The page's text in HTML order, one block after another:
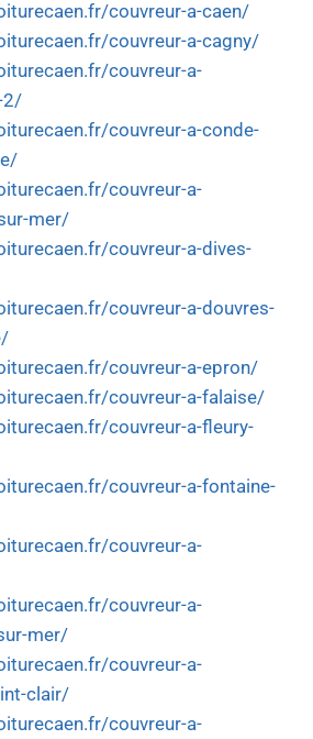
couvreur-a-caen/
couvreur-a-cagny/
couvreur-a-
2/
couvreur-a-conde-
couvreur-a-
mer/
couvreur-a-dives-
couvreur-a-douvres-
couvreur-a-epron/
couvreur-a-falaise/
couvreur-a-fleury-
couvreur-a-fontaine-
couvreur-a-
couvreur-a-
mer/
couvreur-a-
clair/
couvreur-a-